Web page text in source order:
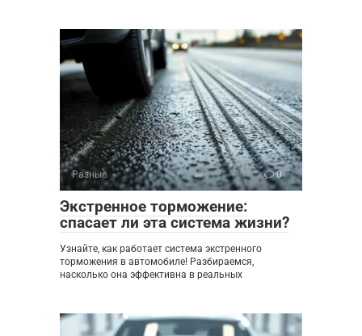
Разные 0
Экстренное торможение:
спасает ли эта система жизни?
Узнайте, как работает система экстренного
торможения в автомобиле! Разбираемся,
насколько она эффективна в реальных